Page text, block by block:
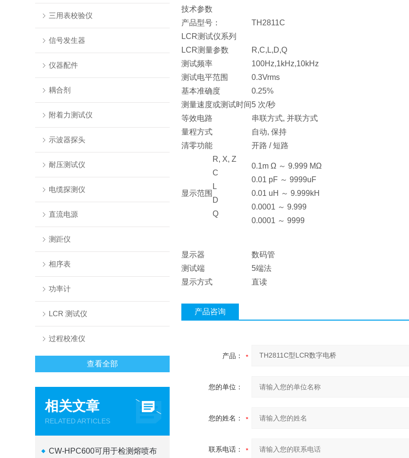
三用表校验仪
信号发生器
仪器配件
耦合剂
附着力测试仪
示波器探头
耐压测试仪
电缆探测仪
直流电源
测距仪
相序表
功率计
LCR 测试仪
过程校准仪
查看全部
相关文章
RELATED ARTICLES
CW-HPC600可用于检测熔喷布
技术参数
产品型号：
TH2811C
LCR测试仪系列
LCR测量参数
R,C,L,D,Q
测试频率
100Hz,1kHz,10kHz
测试电平范围
0.3Vrms
基本准确度
0.25%
测量速度或测试时间5 次/秒
等效电路
串联方式, 并联方式
量程方式
自动, 保持
清零功能
开路 / 短路
显示范围
R, X, Z
C
L
D
Q
0.1m Ω ～ 9.999 MΩ
0.01 pF ～ 9999uF
0.01 uH ～ 9.999kH
0.0001 ～ 9.999
0.0001 ～ 9999
显示器
数码管
测试端
5端法
显示方式
直读
产品咨询
产品：
您的单位：
您的姓名：
联系电话：